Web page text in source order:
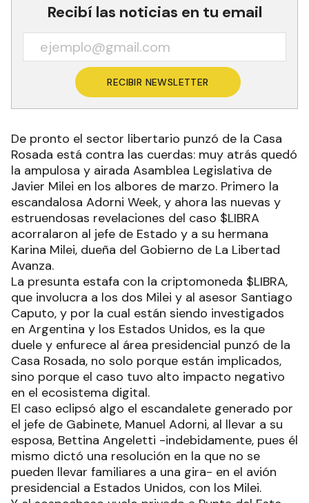
Recibí las noticias en tu email
RECIBIR NEWSLETTER
De pronto el sector libertario punzó de la Casa
Rosada está contra las cuerdas: muy atrás quedó
la ampulosa y airada Asamblea Legislativa de
Javier Milei en los albores de marzo. Primero la
escandalosa Adorni Week, y ahora las nuevas y
estruendosas revelaciones del caso $LIBRA
acorralaron al jefe de Estado y a su hermana
Karina Milei, dueña del Gobierno de La Libertad
Avanza.
La presunta estafa con la criptomoneda $LIBRA,
que involucra a los dos Milei y al asesor Santiago
Caputo, y por la cual están siendo investigados
en Argentina y los Estados Unidos, es la que
duele y enfurece al área presidencial punzó de la
Casa Rosada, no solo porque están implicados,
sino porque el caso tuvo alto impacto negativo
en el ecosistema digital.
El caso eclipsó algo el escandalete generado por
el jefe de Gabinete, Manuel Adorni, al llevar a su
esposa, Bettina Angeletti -indebidamente, pues él
mismo dictó una resolución en la que no se
pueden llevar familiares a una gira- en el avión
presidencial a Estados Unidos, con los Milei.